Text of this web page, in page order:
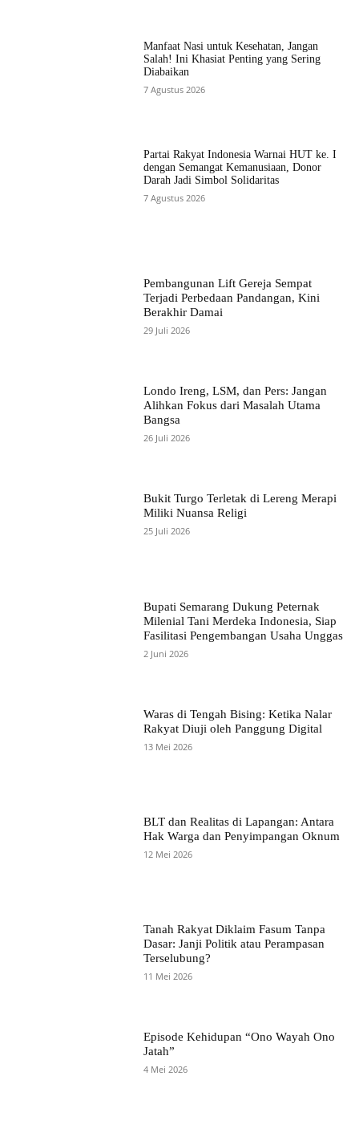
Manfaat Nasi untuk Kesehatan, Jangan
Salah! Ini Khasiat Penting yang Sering
Diabaikan
7 Agustus 2026
Partai Rakyat Indonesia Warnai HUT ke. I
dengan Semangat Kemanusiaan, Donor
Darah Jadi Simbol Solidaritas
7 Agustus 2026
Pembangunan Lift Gereja Sempat
Terjadi Perbedaan Pandangan, Kini
Berakhir Damai
29 Juli 2026
Londo Ireng, LSM, dan Pers: Jangan
Alihkan Fokus dari Masalah Utama
Bangsa
26 Juli 2026
Bukit Turgo Terletak di Lereng Merapi
Miliki Nuansa Religi
25 Juli 2026
Bupati Semarang Dukung Peternak
Milenial Tani Merdeka Indonesia, Siap
Fasilitasi Pengembangan Usaha Unggas
2 Juni 2026
Waras di Tengah Bising: Ketika Nalar
Rakyat Diuji oleh Panggung Digital
13 Mei 2026
BLT dan Realitas di Lapangan: Antara
Hak Warga dan Penyimpangan Oknum
12 Mei 2026
Tanah Rakyat Diklaim Fasum Tanpa
Dasar: Janji Politik atau Perampasan
Terselubung?
11 Mei 2026
Episode Kehidupan “Ono Wayah Ono
Jatah”
4 Mei 2026